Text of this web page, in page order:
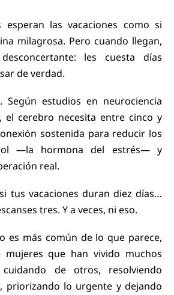
esperan las vacaciones como si
milagrosa. Pero cuando llegan,
les cuesta días
de verdad.
Según estudios en neurociencia
el cerebro necesita entre cinco y
sostenida para reducir los
—la hormona del estrés— y
real.
tus vacaciones duran diez días…
tres. Y a veces, ni eso.
es más común de lo que parece,
que han vivido muchos
cuidando de otros, resolviendo
priorizando lo urgente y dejando